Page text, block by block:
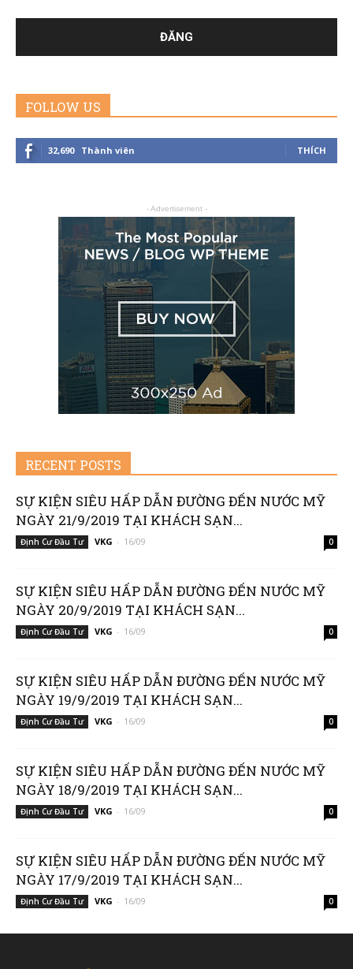
FOLLOW US
32,690 Thành viên THÍCH
- Advertisement -
RECENT POSTS
SỰ KIỆN SIÊU HẤP DẪN ĐƯỜNG ĐẾN NƯỚC MỸ
NGÀY 21/9/2019 TẠI KHÁCH SẠN...
Định Cư Đầu Tư VKG - 16/09 0
SỰ KIỆN SIÊU HẤP DẪN ĐƯỜNG ĐẾN NƯỚC MỸ
NGÀY 20/9/2019 TẠI KHÁCH SẠN...
Định Cư Đầu Tư VKG - 16/09 0
SỰ KIỆN SIÊU HẤP DẪN ĐƯỜNG ĐẾN NƯỚC MỸ
NGÀY 19/9/2019 TẠI KHÁCH SẠN...
Định Cư Đầu Tư VKG - 16/09 0
SỰ KIỆN SIÊU HẤP DẪN ĐƯỜNG ĐẾN NƯỚC MỸ
NGÀY 18/9/2019 TẠI KHÁCH SẠN...
Định Cư Đầu Tư VKG - 16/09 0
SỰ KIỆN SIÊU HẤP DẪN ĐƯỜNG ĐẾN NƯỚC MỸ
NGÀY 17/9/2019 TẠI KHÁCH SẠN...
Định Cư Đầu Tư VKG - 16/09 0